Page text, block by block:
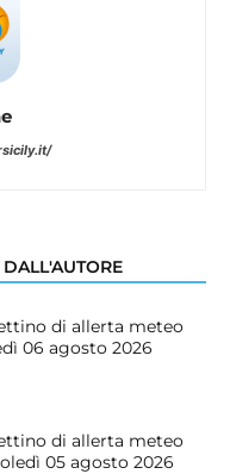
DALL'AUTORE
di allerta meteo
06 agosto 2026
di allerta meteo
05 agosto 2026